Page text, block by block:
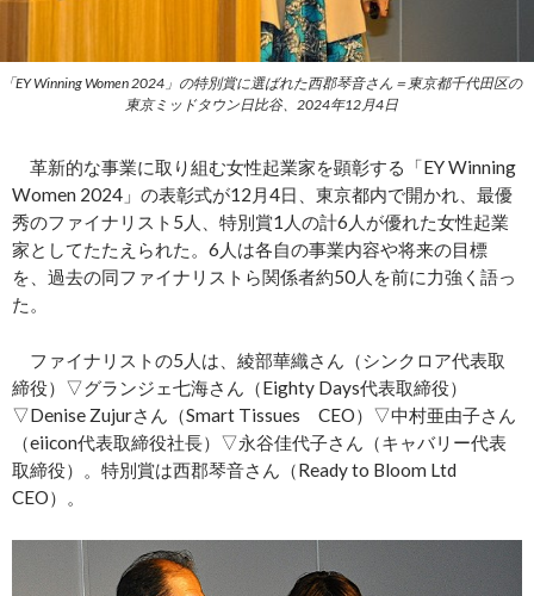
「EY Winning Women 2024」の特別賞に選ばれた西郡琴音さん＝東京都千代田区の
東京ミッドタウン日比谷、2024年12月4日
革新的な事業に取り組む女性起業家を顕彰する「EY Winning
Women 2024」の表彰式が12月4日、東京都内で開かれ、最優
秀のファイナリスト5人、特別賞1人の計6人が優れた女性起業
家としてたたえられた。6人は各自の事業内容や将来の目標
を、過去の同ファイナリストら関係者約50人を前に力強く語っ
た。
ファイナリストの5人は、綾部華織さん（シンクロア代表取
締役）▽グランジェ七海さん（Eighty Days代表取締役）
▽Denise Zujurさん（Smart Tissues CEO）▽中村亜由子さん
（eiicon代表取締役社長）▽永谷佳代子さん（キャバリー代表
取締役）。特別賞は西郡琴音さん（Ready to Bloom Ltd
CEO）。